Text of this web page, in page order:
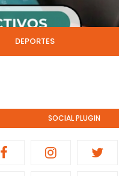
DEPORTES
SOCIAL PLUGIN